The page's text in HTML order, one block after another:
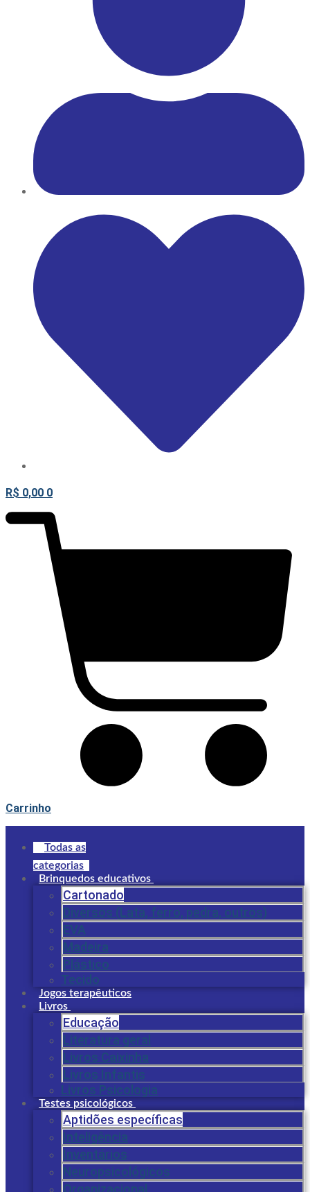
R$ 0,00 0
Carrinho
Todas as
categorias
Brinquedos educativos
Cartonado
Diversos (Lata, ferro, pedra, outros)
EVA
Madeira
Plástico
Tecido
Jogos terapêuticos
Livros
Educação
Literatura geral
Livros Caixinha
Livros Infantis
Livros Psicologia
Testes psicológicos
Aptidões específicas
Inteligência
Inventários
Neuropsicológicos
Organizacional